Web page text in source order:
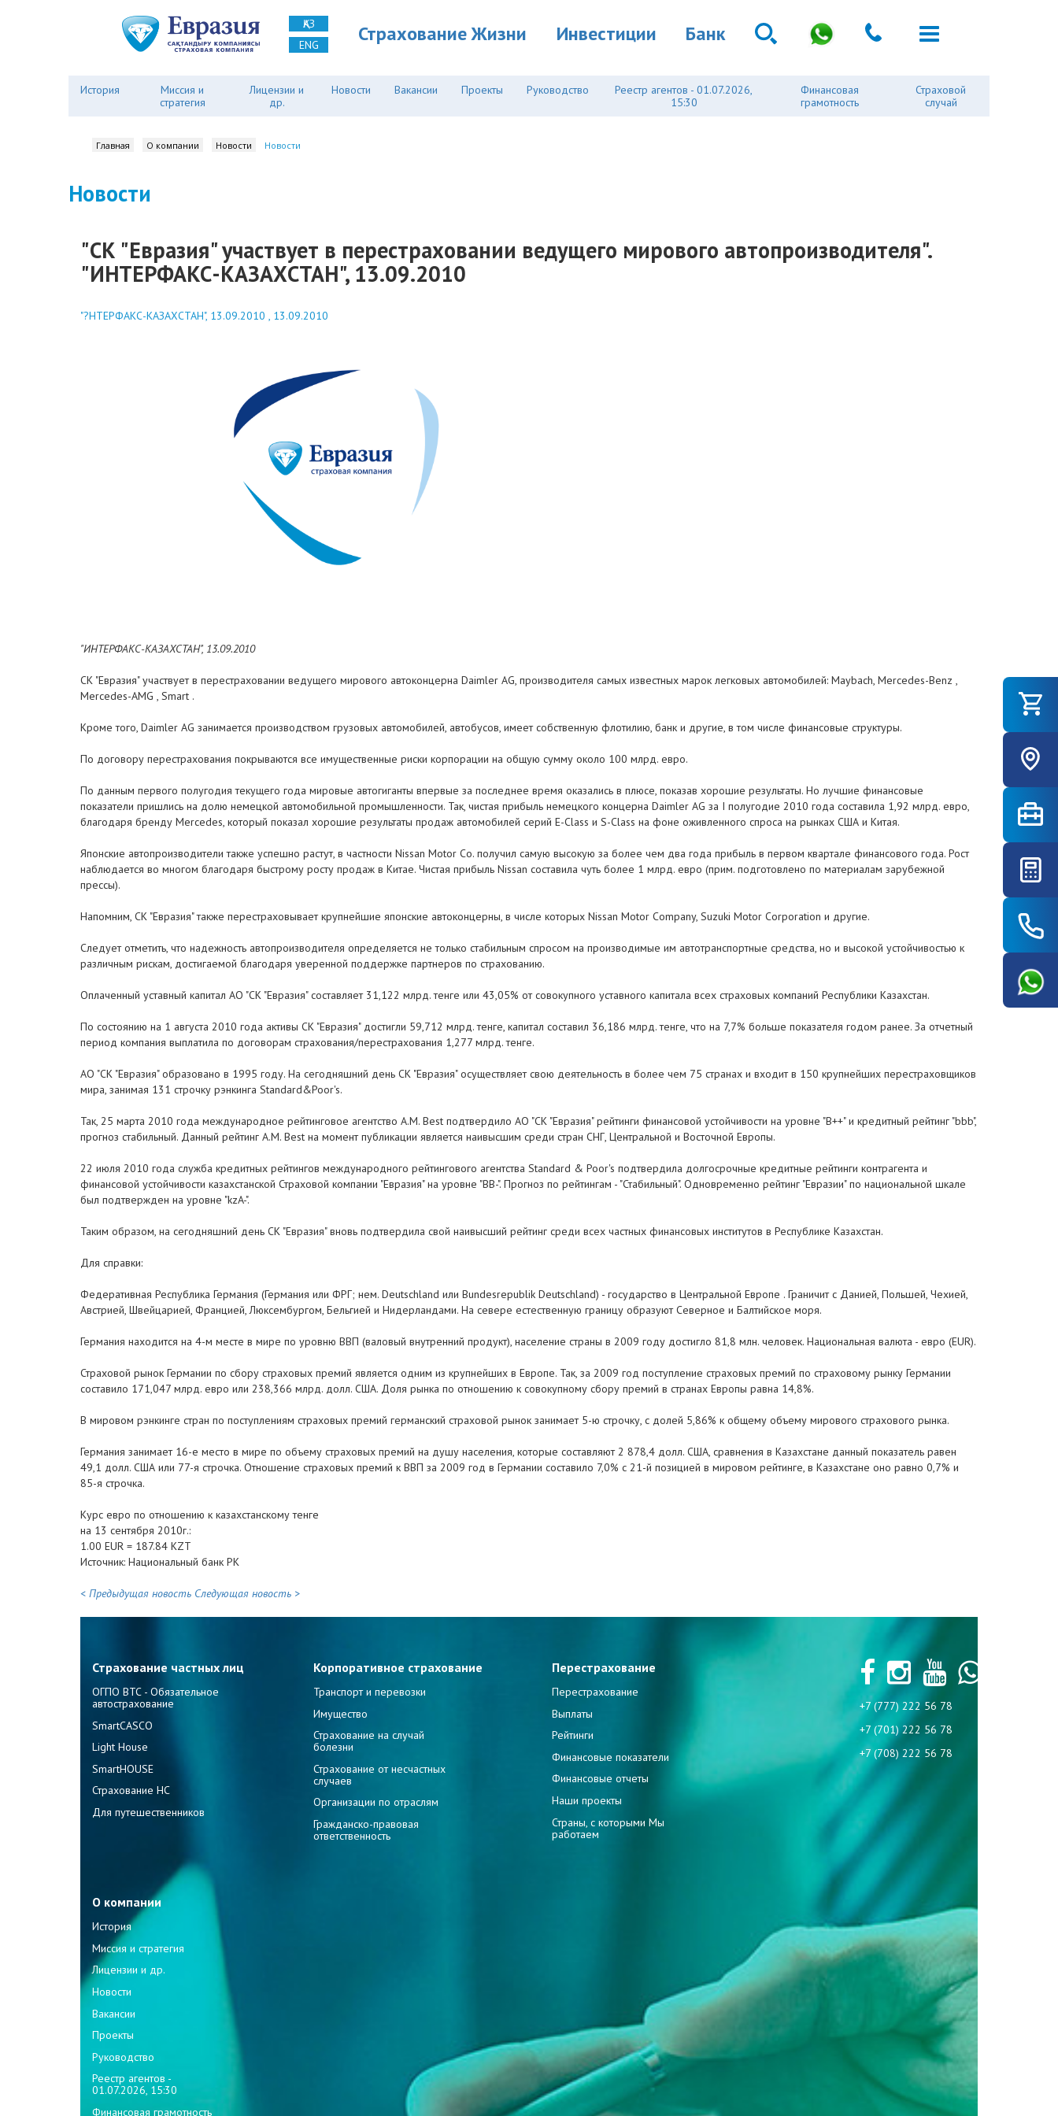
ҚАЗ
ENG
Страхование Жизни Инвестиции Банк
История
Миссия и
стратегия
Лицензии и
др.
Новости Вакансии Проекты Руководство
Реестр агентов - 01.07.2026,
15:30
Финансовая
грамотность
Страховой
случай
Главная О компании Новости Новости
Новости
"СК "Евразия" участвует в перестраховании ведущего мирового автопроизводителя".
"ИНТЕРФАКС-КАЗАХСТАН", 13.09.2010
"?НТЕРФАКС-КАЗАХСТАН", 13.09.2010 , 13.09.2010
"ИНТЕРФАКС-КАЗАХСТАН", 13.09.2010
СК "Евразия" участвует в перестраховании ведущего мирового автоконцерна Daimler AG, производителя самых известных марок легковых автомобилей: Maybach, Mercedes-Benz ,
Mercedes-AMG , Smart .
Кроме того, Daimler AG занимается производством грузовых автомобилей, автобусов, имеет собственную флотилию, банк и другие, в том числе финансовые структуры.
По договору перестрахования покрываются все имущественные риски корпорации на общую сумму около 100 млрд. евро.
По данным первого полугодия текущего года мировые автогиганты впервые за последнее время оказались в плюсе, показав хорошие результаты. Но лучшие финансовые
показатели пришлись на долю немецкой автомобильной промышленности. Так, чистая прибыль немецкого концерна Daimler AG за I полугодие 2010 года составила 1,92 млрд. евро,
благодаря бренду Mercedes, который показал хорошие результаты продаж автомобилей серий E-Class и S-Class на фоне оживленного спроса на рынках США и Китая.
Японские автопроизводители также успешно растут, в частности Nissan Motor Co. получил самую высокую за более чем два года прибыль в первом квартале финансового года. Рост
наблюдается во многом благодаря быстрому росту продаж в Китае. Чистая прибыль Nissan составила чуть более 1 млрд. евро (прим. подготовлено по материалам зарубежной
прессы).
Напомним, СК "Евразия" также перестраховывает крупнейшие японские автоконцерны, в числе которых Nissan Motor Company, Suzuki Motor Corporation и другие.
Следует отметить, что надежность автопроизводителя определяется не только стабильным спросом на производимые им автотранспортные средства, но и высокой устойчивостью к
различным рискам, достигаемой благодаря уверенной поддержке партнеров по страхованию.
Оплаченный уставный капитал АО "СК "Евразия" составляет 31,122 млрд. тенге или 43,05% от совокупного уставного капитала всех страховых компаний Республики Казахстан.
По состоянию на 1 августа 2010 года активы СК "Евразия" достигли 59,712 млрд. тенге, капитал составил 36,186 млрд. тенге, что на 7,7% больше показателя годом ранее. За отчетный
период компания выплатила по договорам страхования/перестрахования 1,277 млрд. тенге.
АО "СК "Евразия" образовано в 1995 году. На сегодняшний день СК "Евразия" осуществляет свою деятельность в более чем 75 странах и входит в 150 крупнейших перестраховщиков
мира, занимая 131 строчку рэнкинга Standard&Poor's.
Так, 25 марта 2010 года международное рейтинговое агентство A.M. Best подтвердило АО "СК "Евразия" рейтинги финансовой устойчивости на уровне "B++" и кредитный рейтинг "bbb",
прогноз стабильный. Данный рейтинг A.M. Best на момент публикации является наивысшим среди стран СНГ, Центральной и Восточной Европы.
22 июля 2010 года служба кредитных рейтингов международного рейтингового агентства Standard & Poor's подтвердила долгосрочные кредитные рейтинги контрагента и
финансовой устойчивости казахстанской Страховой компании "Евразия" на уровне "BB-". Прогноз по рейтингам - "Стабильный". Одновременно рейтинг "Евразии" по национальной шкале
был подтвержден на уровне "kzA-".
Таким образом, на сегодняшний день СК "Евразия" вновь подтвердила свой наивысший рейтинг среди всех частных финансовых институтов в Республике Казахстан.
Для справки:
Федеративная Республика Германия (Германия или ФРГ; нем. Deutschland или Bundesrepublik Deutschland) - государство в Центральной Европе . Граничит с Данией, Польшей, Чехией,
Австрией, Швейцарией, Францией, Люксембургом, Бельгией и Нидерландами. На севере естественную границу образуют Северное и Балтийское моря.
Германия находится на 4-м месте в мире по уровню ВВП (валовый внутренний продукт), население страны в 2009 году достигло 81,8 млн. человек. Национальная валюта - евро (EUR).
Страховой рынок Германии по сбору страховых премий является одним из крупнейших в Европе. Так, за 2009 год поступление страховых премий по страховому рынку Германии
составило 171,047 млрд. евро или 238,366 млрд. долл. США. Доля рынка по отношению к совокупному сбору премий в странах Европы равна 14,8%.
В мировом рэнкинге стран по поступлениям страховых премий германский страховой рынок занимает 5-ю строчку, с долей 5,86% к общему объему мирового страхового рынка.
Германия занимает 16-е место в мире по объему страховых премий на душу населения, которые составляют 2 878,4 долл. США, сравнения в Казахстане данный показатель равен
49,1 долл. США или 77-я строчка. Отношение страховых премий к ВВП за 2009 год в Германии составило 7,0% с 21-й позицией в мировом рейтинге, в Казахстане оно равно 0,7% и
85-я строчка.
Курс евро по отношению к казахстанскому тенге
на 13 сентября 2010г.:
1.00 EUR = 187.84 KZT
Источник: Национальный банк РК
< Предыдущая новость Следующая новость >
Страхование частных лиц
ОГПО ВТС - Обязательное
автострахование
SmartCASCO
Light House
SmartHOUSE
Страхование НС
Для путешественников
Корпоративное страхование
Транспорт и перевозки
Имущество
Страхование на случай
болезни
Страхование от несчастных
случаев
Организации по отраслям
Гражданско-правовая
ответственность
Перестрахование
Перестрахование
Выплаты
Рейтинги
Финансовые показатели
Финансовые отчеты
Наши проекты
Страны, с которыми Мы
работаем
О компании
История
Миссия и стратегия
Лицензии и др.
Новости
Вакансии
Проекты
Руководство
Реестр агентов -
01.07.2026, 15:30
Финансовая грамотность
+7 (777) 222 56 78
+7 (701) 222 56 78
+7 (708) 222 56 78